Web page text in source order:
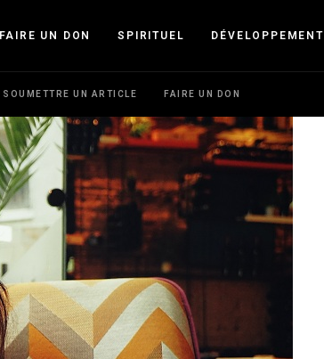
FAIRE UN DON SPIRITUEL DÉVELOPPEMENT
SOUMETTRE UN ARTICLE FAIRE UN DON